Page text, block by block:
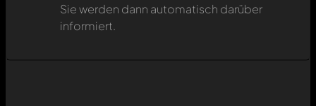
Sie werden dann automatisch darüber
informiert.